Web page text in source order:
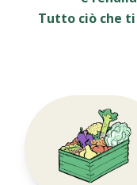
Tutto ciò che ti